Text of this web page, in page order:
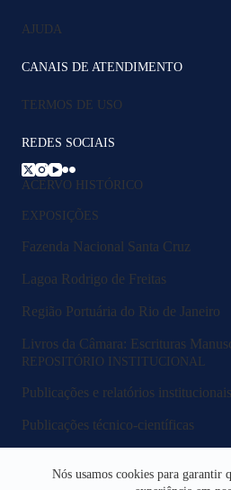
Nós usamos cookies para garantir
AJUDA
CANAIS DE ATENDIMENTO
TERMOS DE USO
REDES SOCIAIS
ACERVO HISTÓRICO
EXPOSIÇÕES
Fazenda Nacional Santa Cruz
Lagoa Rodrigo de Freitas
Região Portuária do Rio de Janeiro
Livros da Câmara: Escrituras
REPOSITÓRIO INSTITUCIONAL
Publicações e relatórios institucionais
Publicações técnico-científicas